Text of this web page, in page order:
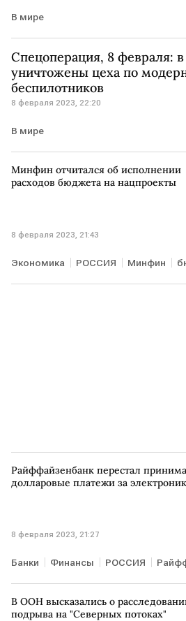
В мире
Спецоперация, 8 февраля:
уничтожены цеха по
беспилотников
8 февраля 2023, 22:20
В мире
Минфин отчитался об исполнении
расходов бюджета на нацпроекты
8 февраля 2023, 21:43
Экономика РОССИЯ Минфин
нацпроекты
Райффайзенбанк перестал
долларовые платежи за
8 февраля 2023, 21:27
Банки Финансы РОССИЯ
доллар платеж
В ООН высказались о
подрыва на "Северных потоках"